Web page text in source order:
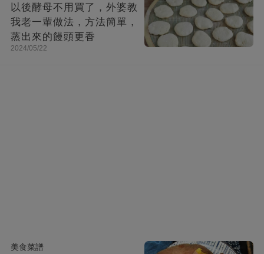
以後酵母不用買了，外婆教
我老一輩做法，方法簡單，
蒸出來的饅頭更香
2024/05/22
美食菜譜